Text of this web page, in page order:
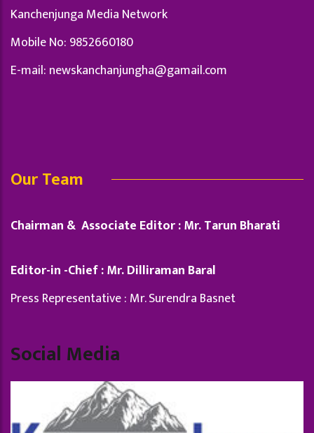
Kanchenjunga Media Network
Mobile No: 9852660180
E-mail: newskanchanjungha@gamail.com
Our Team
Chairman & Associate Editor : Mr. Tarun Bharati
Editor-in -Chief : Mr. Dilliraman Baral
Press Representative : Mr. Surendra Basnet
Social Media